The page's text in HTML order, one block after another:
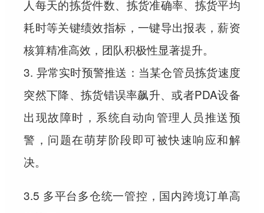
人每天的拣货件数、拣货准确率、拣货平均
耗时等关键绩效指标，一键导出报表，薪资
核算精准高效，团队积极性显著提升。
3. 异常实时预警推送：当某仓管员拣货速度
突然下降、拣货错误率飙升、或者PDA设备
出现故障时，系统自动向管理人员推送预
警，问题在萌芽阶段即可被快速响应和解
决。
3.5 多平台多仓统一管控，国内跨境订单高